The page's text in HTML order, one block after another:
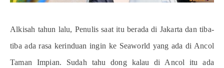
Alkisah tahun lalu, Penulis saat itu berada di Jakarta dan tiba-
tiba ada rasa kerinduan ingin ke Seaworld yang ada di Ancol
Taman Impian. Sudah tahu dong kalau di Ancol itu ada